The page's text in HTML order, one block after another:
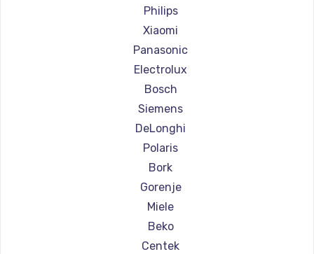
Ремонт кофемашин Jura
Ремонт кофемашин Olympia
Ремонт кофемашин Saeco
Ремонт кофемашин La Cimbali
Ремонт кофемашин WMF
Ремонт кофемашин Yamaguchi
Ремонт кофемашин Nivona
Ремонт кофемашин Astoria
Ремонт кофемашин JVC
Ремонт кофемашин Ariston
Ремонт кофемашин Grundig
Ремонт кофемашин ROCKET MOZZAFIATO
Ремонт кофемашин Vivitek
Philips
Xiaomi
Panasonic
Electrolux
Bosch
Siemens
DeLonghi
Polaris
Bork
Gorenje
Miele
Beko
Centek